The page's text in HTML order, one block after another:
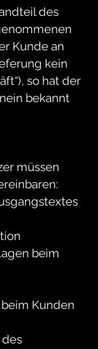
des
Kunde an
kein
so hat der
bekannt
müssen
beim
Kunden